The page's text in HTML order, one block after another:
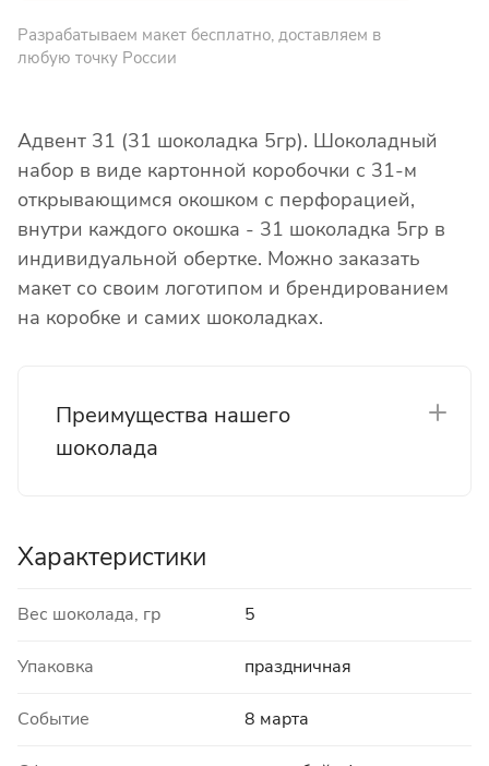
Разрабатываем макет бесплатно, доставляем в
любую точку России
Адвент 31 (31 шоколадка 5гр). Шоколадный
набор в виде картонной коробочки с 31-м
открывающимся окошком с перфорацией,
внутри каждого окошка - 31 шоколадка 5гр в
индивидуальной обертке. Можно заказать
макет со своим логотипом и брендированием
на коробке и самих шоколадках.
Преимущества нашего
шоколада
Характеристики
Вес шоколада, гр 5
Упаковка праздничная
Событие 8 марта